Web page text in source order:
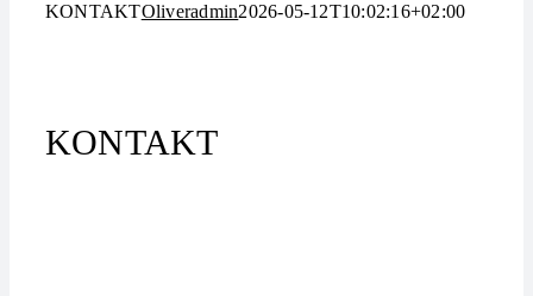
KONTAKTOliveradmin2026-05-12T10:02:16+02:00
KONTAKT